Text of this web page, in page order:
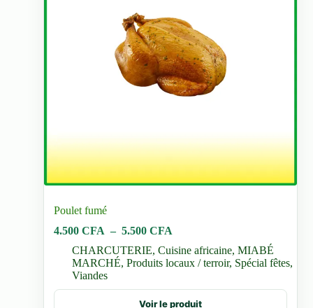
Poulet fumé
4.500CFA – 5.500CFA
prix :
4.500 CFA
5.500 CFA
CHARCUTERIE,Cuisine africaine,MIABÉ
MARCHÉ,Produits locaux / terroir, Spécial fêtes,
Viandes
Voir le produit
Ce